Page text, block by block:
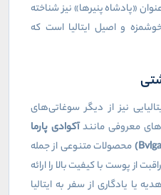
«پادشاه پنیرها» نیز شناخته
و اصیل ایتالیا است که
نیز از دیگر سوغاتی‌های
معروفی مانندآکوادی پارما
محصولات متنوعی از جمله
از پوست با کیفیت بالا را ارائه
یا یادگاری از سفر به ایتالیا